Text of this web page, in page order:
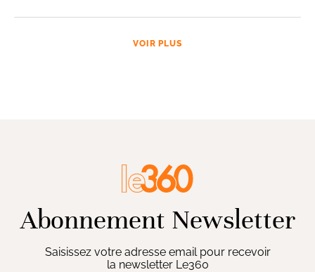
VOIR PLUS
Abonnement Newsletter
Saisissez votre adresse email pour recevoir
la newsletter Le360